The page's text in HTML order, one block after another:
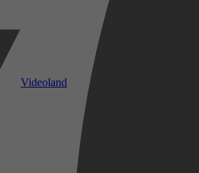
Videoland